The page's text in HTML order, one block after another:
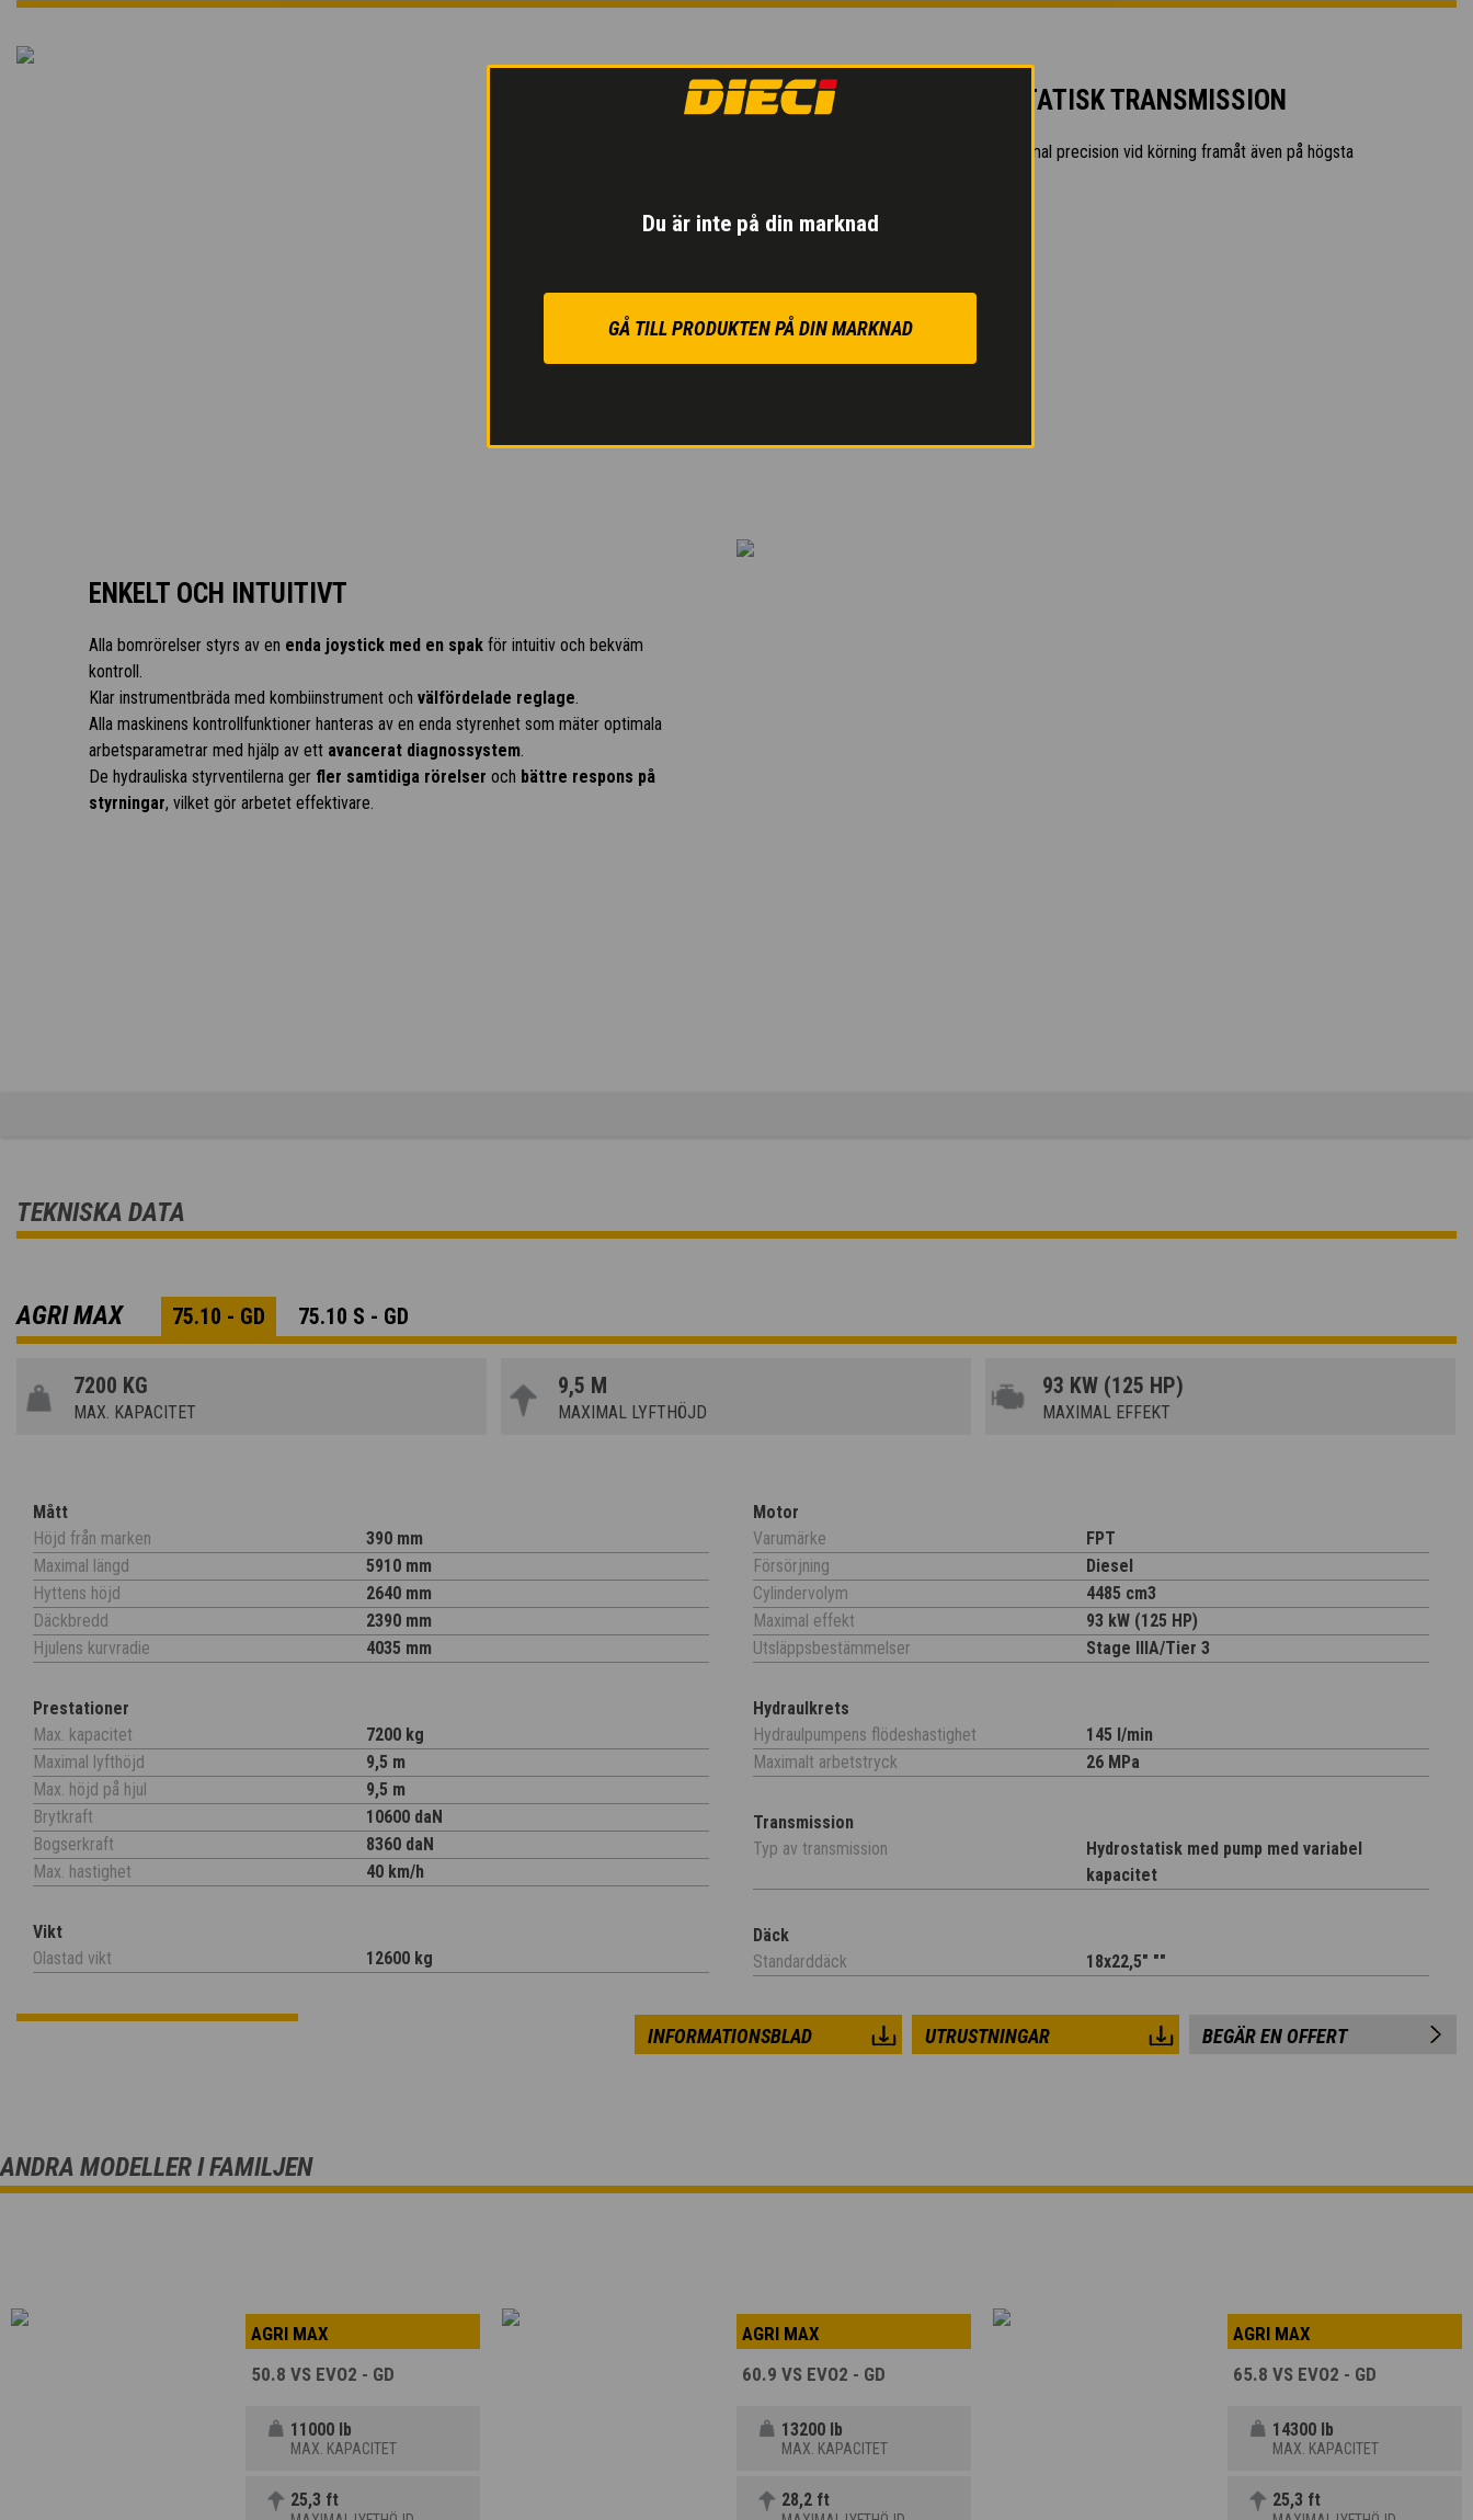
Du är inte på din marknad
GÅ TILL PRODUKTEN PÅ DIN MARKNAD
2-VÄXLAD HYDROSTATISK TRANSMISSION
: maximal precision vid körning framåt även på högsta
1:a växeln vid 19 km/tim
ENKELT OCH INTUITIVT
Alla bomrörelser styrs av en enda joystick med en spakför intuitiv och bekväm
kontroll.
Klar instrumentbräda med kombiinstrument och välfördelade reglage.
Alla maskinens kontrollfunktioner hanteras av en enda styrenhet som mäter optimala
arbetsparametrar med hjälp av ett avancerat diagnossystem.
De hydrauliska styrventilerna ger fler samtidiga rörelser och bättre respons på
styrningar, vilket gör arbetet effektivare.
TEKNISKA DATA
AGRI MAX 75.10 - GD 75.10 S - GD
7200 KG
MAX. KAPACITET
9,5 M
MAXIMAL LYFTHÖJD
93 KW (125 HP)
MAXIMAL EFFEKT
Mått
Höjd från marken
390 mm
Maximal längd
5910 mm
Hyttens höjd
2640 mm
Däckbredd
2390 mm
Hjulens kurvradie
4035 mm
Prestationer
Max. kapacitet
7200 kg
Maximal lyfthöjd
9,5 m
Max. höjd på hjul
9,5 m
Brytkraft
10600 daN
Bogserkraft
8360 daN
Max. hastighet
40 km/h
Vikt
Olastad vikt
12600 kg
Motor
Varumärke
FPT
Försörjning
Diesel
Cylindervolym
4485 cm3
Maximal effekt
93 kW (125 HP)
Utsläppsbestämmelser
Stage IIIA/Tier 3
Hydraulkrets
Hydraulpumpens flödeshastighet
145 l/min
Maximalt arbetstryck
26 MPa
Transmission
Typ av transmission
Hydrostatisk med pump med variabel
kapacitet
Däck
Standarddäck
18x22,5" ""
BEGÄR EN OFFERT
UTRUSTNINGAR
INFORMATIONSBLAD
ANDRA MODELLER I FAMILJEN
AGRI MAX
50.8 VS EVO2 - GD
11000 lb
MAX. KAPACITET
25,3 ft
AGRI MAX
60.9 VS EVO2 - GD
13200 lb
MAX. KAPACITET
28,2 ft
AGRI MAX
65.8 VS EVO2 - GD
14300 lb
MAX. KAPACITET
25,3 ft